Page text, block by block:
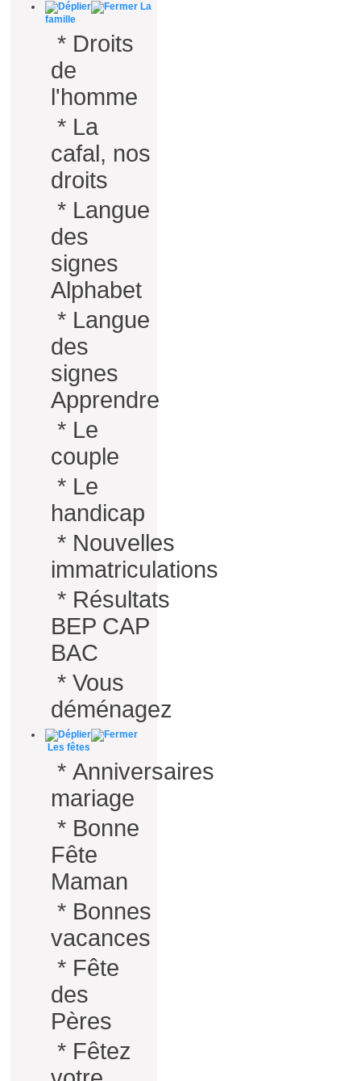
La
famille
* Droits
de
l'homme
* La
cafal, nos
droits
* Langue
des
signes
Alphabet
* Langue
des
signes
Apprendre
* Le
couple
* Le
handicap
* Nouvelles
immatriculations
* Résultats
BEP CAP
BAC
* Vous
déménagez
Les fêtes
* Anniversaires
mariage
* Bonne
Fête
Maman
* Bonnes
vacances
* Fête
des
Pères
* Fêtez